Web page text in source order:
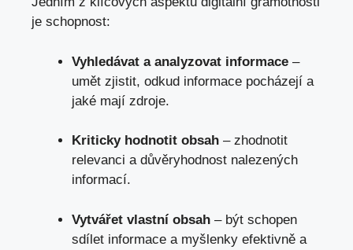
je schopnost:
Vyhledávat a analyzovat informace –
umět zjistit, odkud informace pocházejí a
jaké mají zdroje.
Kriticky hodnotit obsah – zhodnotit
relevanci a důvěryhodnost nalezených
informací.
Vytvářet vlastní obsah – být schopen
sdílet informace a myšlenky efektivně a